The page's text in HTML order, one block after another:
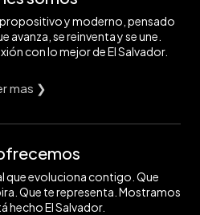
y moderno, pensado
avanza, se reinventa y se une.
con lo mejor de El Salvador.
mas ❯
que evoluciona contigo. Que
Que te representa. Mostramos
hecho El Salvador.